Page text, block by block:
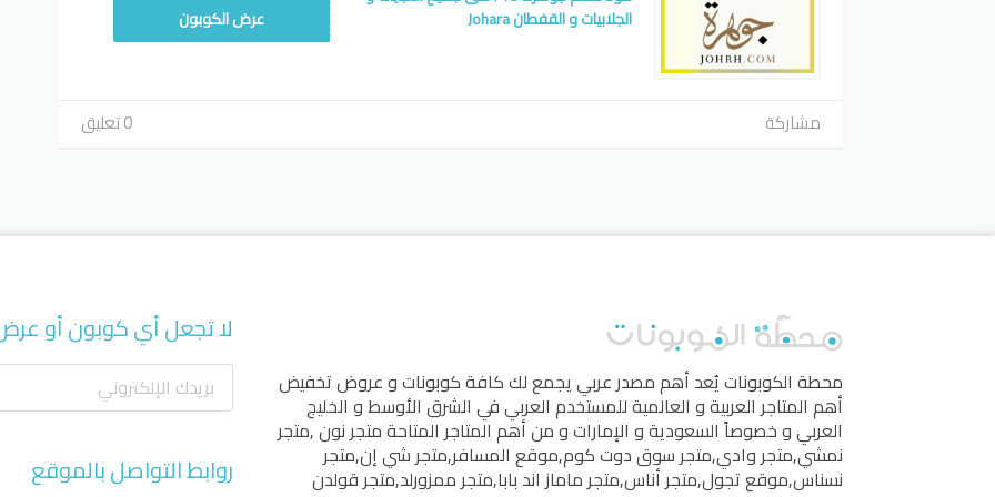
الجلابيات و القفطان Johara
AC75XSعرض الكوبون
مشاركة 0 تعليق
محطة الكوبوناتيُعد أهم مصدر عربي يجمع لك كافة كوبونات و عروض تخفيض
أهم المتاجر العربية و العالمية للمستخدم العربي في الشرق الأوسط و الخليج
العربي و خصوصاً السعودية و الإمارات و من أهم المتاجر المتاحةمتجر نون,متجر
نمشي,متجر وادي,متجر سوق دوت كوم,موقع المسافر,متجر شي إن,متجر
نسناس,موقع تجول,متجر أناس,متجر ماماز اند بابا,متجر ممزورلد,متجر قولدن
لا تجعل أي كوبون أو
روابط التواصل بالموقع